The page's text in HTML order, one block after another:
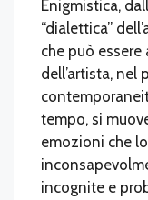
Enigmistica,
“dialettica”
che può
dell’artista, nel
tempo, si
emozioni che
incognite e